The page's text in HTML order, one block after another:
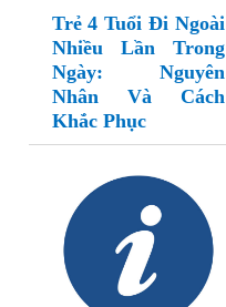
Trẻ 4 Tuổi Đi Ngoài
Nhiều Lần Trong
Ngày: Nguyên
Nhân Và Cách
Khắc Phục